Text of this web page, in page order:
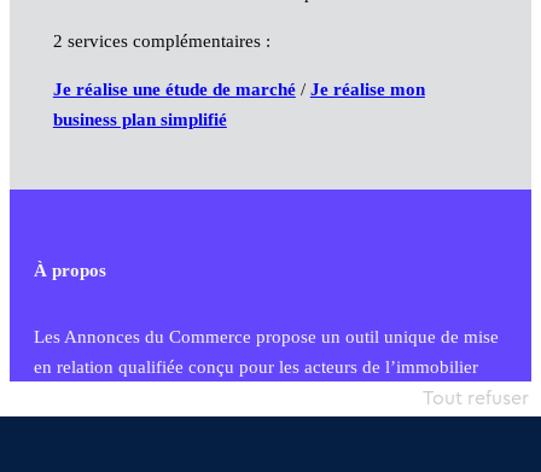
2 services complémentaires :
Je réalise une étude de marché/ Je réalise mon
business plan simplifié
À propos
Les Annonces du Commerce propose un outil unique de mise
en relation qualifiée conçu pour les acteurs de l’immobilier
commercial et les collectivités territoriales, simple et intégrant
Tout refuser